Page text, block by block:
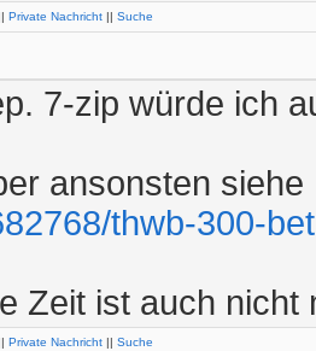
|| Private Nachricht || Suche
7-zip würde ich
ansonsten siehe
thwb-300-
Zeit ist auch nicht
|| Private Nachricht || Suche